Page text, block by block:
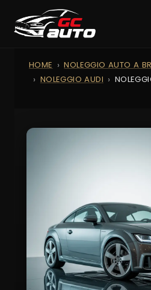
HOME
NOLEGGIO AUTO A
NOLEGGIO AUDI